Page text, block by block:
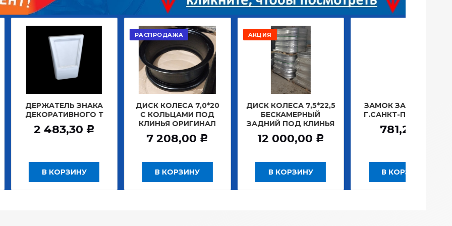
ЗНАКА
Т
Р
ДИСК КОЛЕСА 7,0*20
С КОЛЬЦАМИ ПОД
КЛИНЬЯ ОРИГИНАЛ
7 208,00 Р
АКЦИЯ
ДИСК КОЛЕСА 7,5*22,5
БЕСКАМЕРНЫЙ
ЗАДНИЙ ПОД КЛИНЬЯ
12 000,00 Р
ЗАМОК ЗАЖИГАНИЯ
Г.САНКТ-ПЕТЕРБУРГ
781,20